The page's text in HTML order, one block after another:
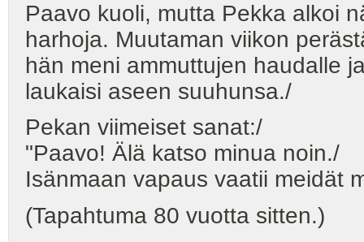
Paavo kuoli, mutta Pekka alkoi
harhoja. Muutaman viikon
hän meni ammuttujen haudalle
laukaisi aseen suuhunsa./
Pekan viimeiset sanat:/
"Paavo! Älä katso minua noin./
Isänmaan vapaus vaatii meidät
(Tapahtuma 80 vuotta sitten.)